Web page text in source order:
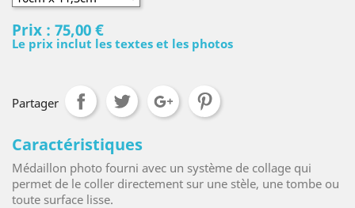
Prix : 75,00 €
Le prix inclut les textes et les photos
Partager
Caractéristiques
Médaillon photo fourni avec un système de collage qui
permet de le coller directement sur une stèle, une tombe ou
toute surface lisse.